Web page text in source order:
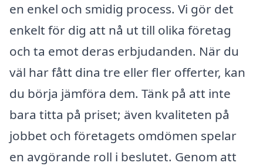
en enkel och smidig process. Vi gör det
enkelt för dig att nå ut till olika företag
och ta emot deras erbjudanden. När du
väl har fått dina tre eller fler offerter, kan
du börja jämföra dem. Tänk på att inte
bara titta på priset; även kvaliteten på
jobbet och företagets omdömen spelar
en avgörande roll i beslutet. Genom att